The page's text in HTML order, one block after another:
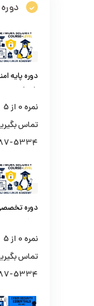
دوره پایه
افتا
نمره0 از 5
تماس
5334
دوره
مراکز
سطح یک)
نمره0 از 5
تماس
5334